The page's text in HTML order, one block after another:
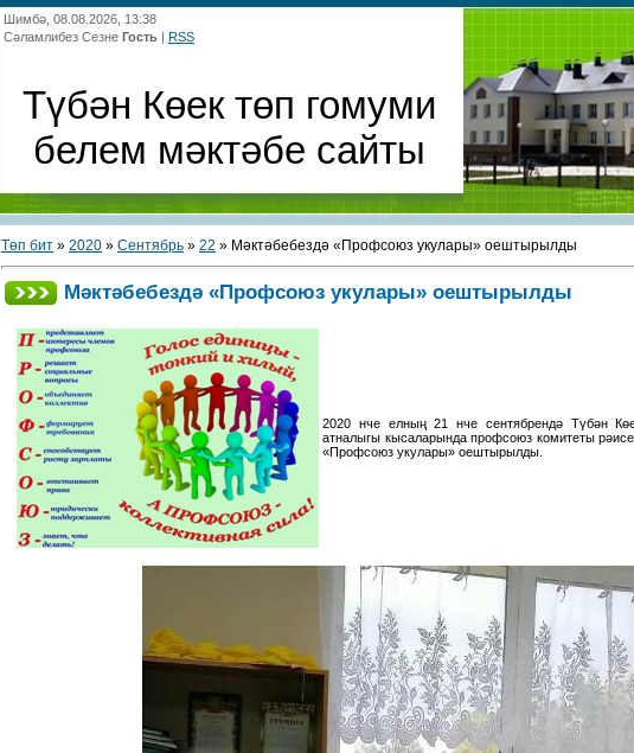
Шимбә, 08.08.2026, 13:38
Сәламлибез Сезне Гость | RSS
Түбән Көек төп гомуми
белем мәктәбе сайты
Төп бит » 2020 » Сентябрь » 22 » Мәктәбебездә «Профсоюз укулары» оештырылды
Мәктәбебездә «Профсоюз укулары» оештырылды
2020 нче елның 21 нче сентябрендә Түбән
атналыгы кысаларында профсоюз комитеты
«Профсоюз укулары» оештырылды.